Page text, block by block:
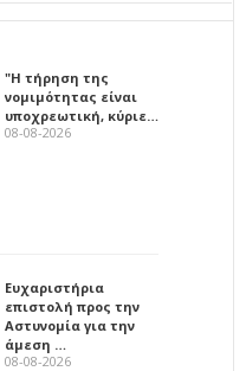
"Η τήρηση της
νομιμότητας είναι
υποχρεωτική, κύριε…
08-08-2026
Ευχαριστήρια
επιστολή προς την
Αστυνομία για την
άμεση …
08-08-2026